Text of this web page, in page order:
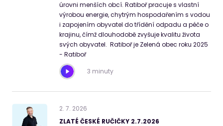
úrovni menších obcí. Ratiboř pracuje s vlastní
výrobou energie, chytrým hospodařením s vodou
i zapojením obyvatel do třídění odpadu a péče o
krajinu, čímž dlouhodobě zvyšuje kvalitu života
svých obyvatel. Ratiboř je Zelená obec roku 2025
- Ratiboř
3 minuty
2. 7. 2026
ZLATÉ ČESKÉ RUČIČKY 2.7.2026